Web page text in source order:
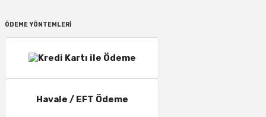
ÖDEME YÖNTEMLERİ
Havale / EFT Ödeme